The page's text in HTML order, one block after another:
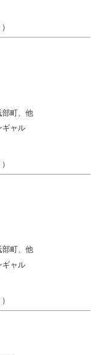
部町、他
ギャル
部町、他
ギャル